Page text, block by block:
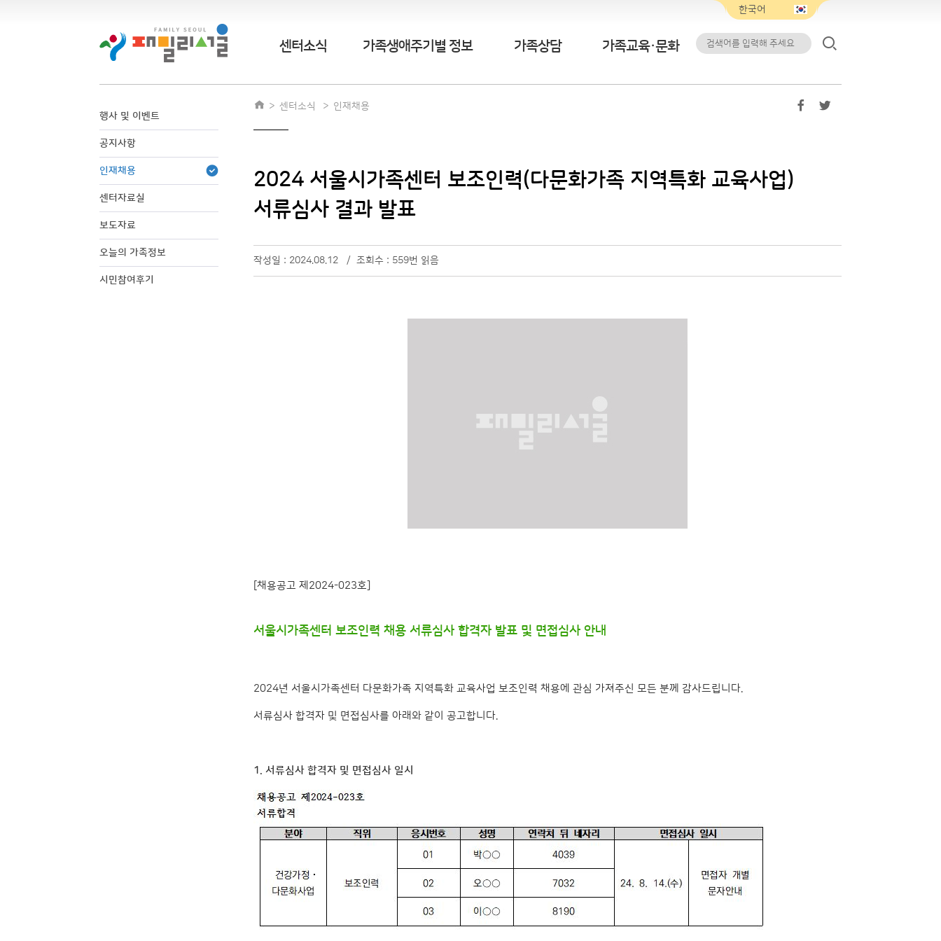
센터소식 가족생애주기별 정보 가족상담 가족교육·문화
행사 및 이벤트
공지사항
인재채용
센터자료실
보도자료
오늘의 가족정보
시민참여후기
센터소식 인재채용
2024 서울시가족센터 보조인력(다문화가족 지역특화 교육사업)
서류심사 결과 발표
작성일 : 2024.08.12 / 조회수 : 559번 읽음
[채용공고 제2024-023호]
서울시가족센터 보조인력 채용 서류심사 합격자 발표 및 면접심사 안내
2024년 서울시가족센터 다문화가족 지역특화 교육사업 보조인력 채용에 관심 가져주신 모든 분께 감사드립니다.
서류심사 합격자 및 면접심사를 아래와 같이 공고합니다.
1. 서류심사 합격자 및 면접심사 일시